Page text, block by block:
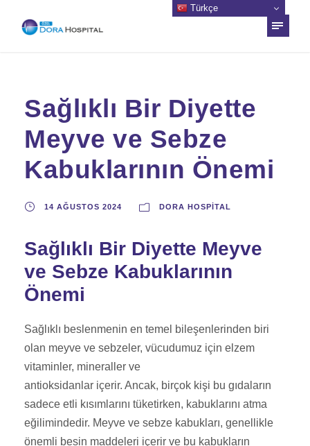
Sağlıklı Bir Diyette
Meyve ve Sebze
Kabuklarının Önemi
14 AĞUSTOS 2024 DORA HOSPITAL
Sağlıklı Bir Diyette Meyve
ve Sebze Kabuklarının
Önemi
Sağlıklı beslenmenin en temel bileşenlerinden biri
olan meyve ve sebzeler, vücudumuz için elzem
vitaminler, mineraller ve
antioksidanlar içerir. Ancak, birçok kişi bu gıdaların
sadece etli kısımlarını tüketirken, kabuklarını atma
eğilimindedir. Meyve ve sebze kabukları, genellikle
önemli besin maddeleri içerir ve bu kabukların
Türkçe